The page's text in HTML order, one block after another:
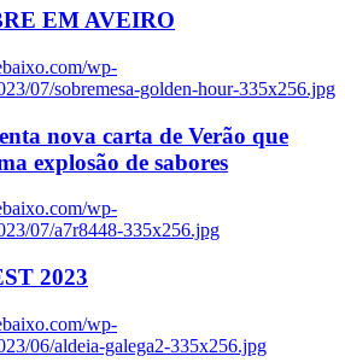
EM AVEIRO
wp-
07/sobremesa-golden-hour-335x256.jpg
nova carta de Verão que
explosão de sabores
wp-
07/a7r8448-335x256.jpg
2023
wp-
06/aldeia-galega2-335x256.jpg